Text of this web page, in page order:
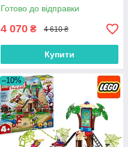
Готово до відправки
4 070 ₴ 4 610 ₴
Купити
–10%